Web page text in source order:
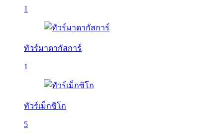
1
ทัวร์มาดากัสการ์
1
ทัวร์เม็กซิโก
5